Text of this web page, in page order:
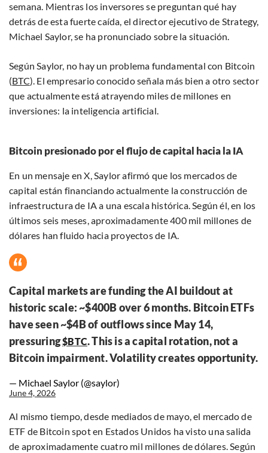
semana. Mientras los inversores se preguntan qué hay
detrás de esta fuerte caída, el director ejecutivo de Strategy,
Michael Saylor, se ha pronunciado sobre la situación.
Según Saylor, no hay un problema fundamental con Bitcoin
(BTC). El empresario conocido señala más bien a otro sector
que actualmente está atrayendo miles de millones en
inversiones: la inteligencia artificial.
Bitcoin presionado por el flujo de capital hacia la IA
En un mensaje en X, Saylor afirmó que los mercados de
capital están financiando actualmente la construcción de
infraestructura de IA a una escala histórica. Según él, en los
últimos seis meses, aproximadamente 400 mil millones de
dólares han fluido hacia proyectos de IA.
Capital markets are funding the AI buildout at
historic scale: ~$400B over 6 months. Bitcoin ETFs
have seen ~$4B of outflows since May 14,
pressuring$BTC. This is a capital rotation, not a
Bitcoin impairment. Volatility creates opportunity.
— Michael Saylor (@saylor)
June 4, 2026
Al mismo tiempo, desde mediados de mayo, el mercado de
ETF de Bitcoin spot en Estados Unidos ha visto una salida
de aproximadamente cuatro mil millones de dólares. Según